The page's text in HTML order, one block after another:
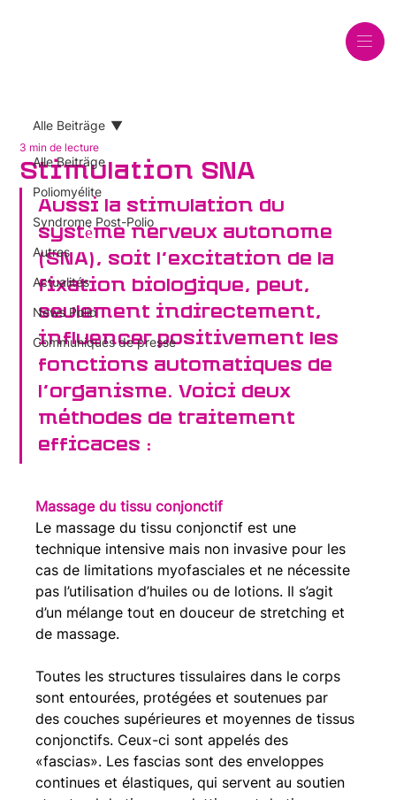
Alle Beiträge
Poliomyélite
Syndrome Post-Polio
Autres
Actualités
News Polio
Communiqués de presse
Alle Beiträge
Stimulation SNA
3 min de lecture
Aussi la stimulation du
système nerveux autonome
(SNA), soit l’excitation de la
fixation biologique, peut,
seulement indirectement,
influencer positivement les
fonctions automatiques de
l’organisme. Voici deux
méthodes de traitement
efficaces :
Massage du tissu conjonctif
Le massage du tissu conjonctif est une
technique intensive mais non invasive pour les
cas de limitations myofasciales et ne nécessite
pas l’utilisation d’huiles ou de lotions. Il s’agit
d’un mélange tout en douceur de stretching et
de massage.
Toutes les structures tissulaires dans le corps
sont entourées, protégées et soutenues par
des couches supérieures et moyennes de tissus
conjonctifs. Ceux-ci sont appelés des
«fascias». Les fascias sont des enveloppes
continues et élastiques, qui servent au soutien